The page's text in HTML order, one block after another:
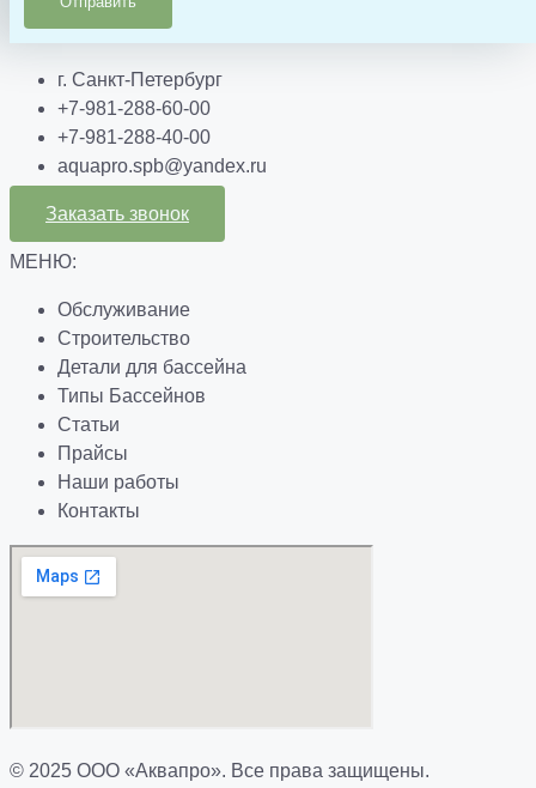
г. Санкт-Петербург
+7-981-288-60-00
+7-981-288-40-00
aquapro.spb@yandex.ru
Заказать звонок
МЕНЮ:
Обслуживание
Строительство
Детали для бассейна
Типы Бассейнов
Статьи
Прайсы
Наши работы
Контакты
© 2025 ООО «Аквапро». Все права защищены.